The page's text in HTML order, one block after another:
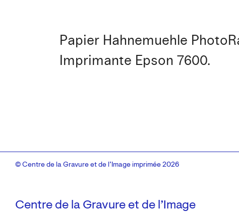
Papier Hahnemuehle
Imprimante Epson 7600.
Centre de la Gravure et de l’Image
© Centre de la Gravure et de l’Image imprimée 2026